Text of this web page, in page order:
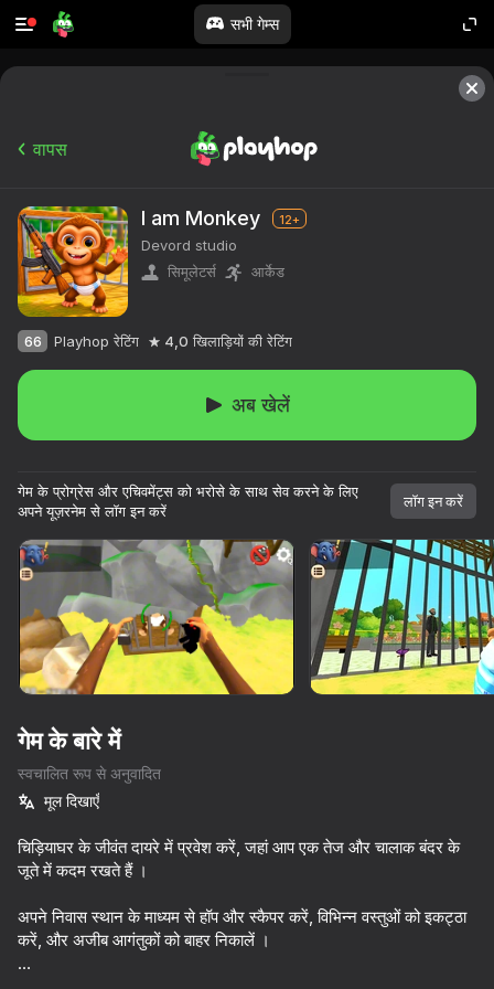
सभी गेम्स
डिवाइस घुमाएँ
यह गेम केवल लैंडस्केप
ओरिएंटेशन का समर्थन करता है
Paint Hide & Seek
85
84
वापस
I am Monkey 12+
Devord studio
सिमूलेटर्स
आर्केड
66 Playhop रेटिंग 4,0 खिलाड़ियों की रेटिंग
अब खेलें
गेम के प्रोग्रेस और एचिवमेंट्स को भरोसे के साथ सेव करने के लिए
अपने यूज़रनेम से लॉग इन करें
लॉग इन करें
गेम के बारे में
स्वचालित रूप से अनुवादित
मूल दिखाएँ
चिड़ियाघर के जीवंत दायरे में प्रवेश करें, जहां आप एक तेज और चालाक बंदर के
जूते में कदम रखते हैं ।
अपने निवास स्थान के माध्यम से हॉप और स्कैपर करें, विभिन्न वस्तुओं को इकट्ठा
करें, और अजीब आगंतुकों को बाहर निकालें ।